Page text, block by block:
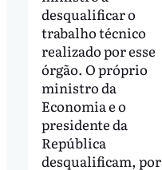
desqualificar o
trabalho técnico
realizado por esse
órgão. O próprio
ministro da
Economia e o
presidente da
República
desqualificam, por